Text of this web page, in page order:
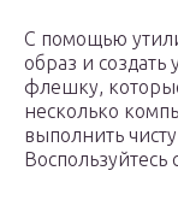
С помощью
образ и создать
флешку,
несколько
выполнить